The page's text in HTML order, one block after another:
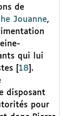
de
Jouanne,
qui lui
18 .
disposant
pour